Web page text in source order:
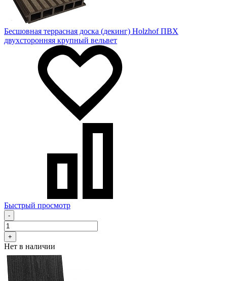
Бесшовная террасная доска (декинг) Holzhof ПВХ
двухсторонняя крупный вельвет
Быстрый просмотр
-
+
Нет в наличии